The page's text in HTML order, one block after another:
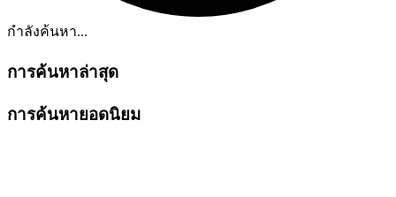
กำลังค้นหา...
การค้นหาล่าสุด
การค้นหายอดนิยม